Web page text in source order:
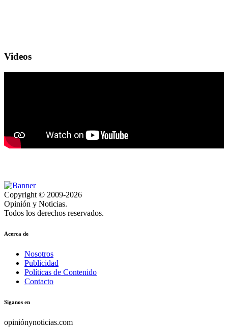
Videos
Copyright © 2009-2026
Opinión y Noticias.
Todos los derechos reservados.
Acerca de
Nosotros
Publicidad
Políticas de Contenido
Contacto
Siganos en
opiniónynoticias.com